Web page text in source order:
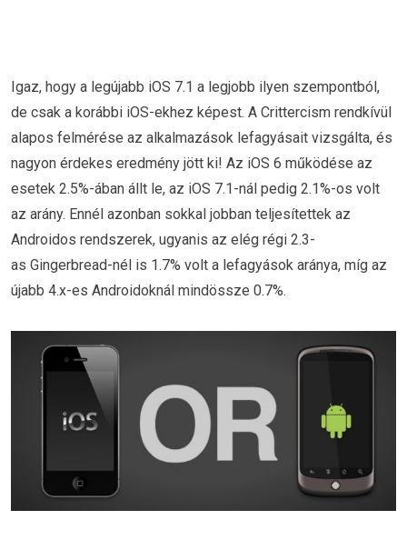
Igaz, hogy a legújabb iOS 7.1 a legjobb ilyen szempontból,
de csak a korábbi iOS-ekhez képest. A Crittercism rendkívül
alapos felmérése az alkalmazások lefagyásait vizsgálta, és
nagyon érdekes eredmény jött ki! Az iOS 6 működése az
esetek 2.5%-ában állt le, az iOS 7.1-nál pedig 2.1%-os volt
az arány. Ennél azonban sokkal jobban teljesítettek az
Androidos rendszerek, ugyanis az elég régi 2.3-
as Gingerbread-nél is 1.7% volt a lefagyások aránya, míg az
újabb 4.x-es Androidoknál mindössze 0.7%.